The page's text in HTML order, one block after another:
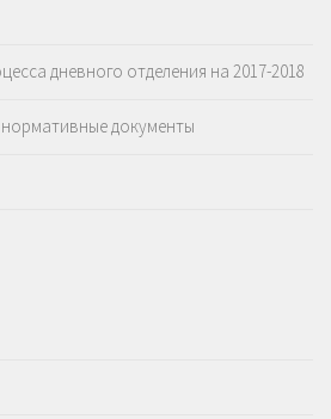
дневного отделения на 2017-2018
документы